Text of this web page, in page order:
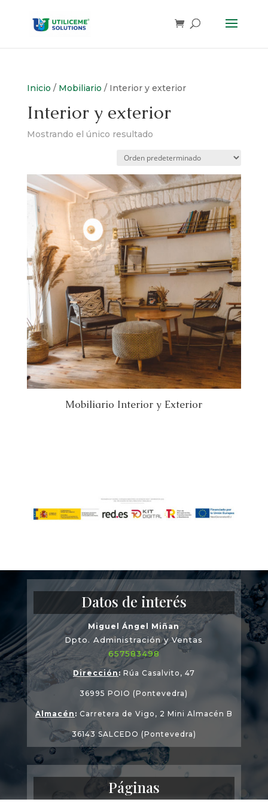
Inicio / Mobiliario / Interior y exterior
Interior y exterior
Mostrando el único resultado
Mobiliario Interior y Exterior
Datos de interés
Miguel Ángel Miñan
Dpto. Administración y Ventas
657583498
Dirección:Rúa Casalvito, 47
36995 POIO (Pontevedra)
Almacén : Carretera de Vigo, 2 Mini Almacén B
36143 SALCEDO (Pontevedra)
Páginas